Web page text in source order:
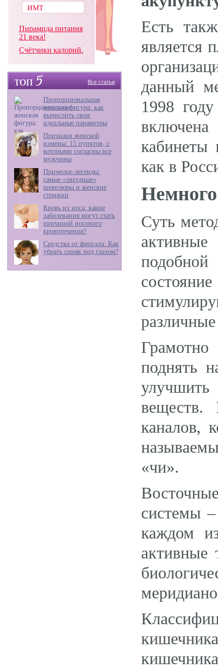
Пирамида питания
21 века!
Счётчики калорий.
Все статьи
Пропорциональная
женская фигура: как
вычислить свои
идеальные параметры
Признаки женской
измены: 15 пунктов, с
которыми согласны все
мужчины
Прически-легенды:
самые «звездные»
шевелюры и женские
стрижки
Кровь из носа: какие
заболевания могут стать
причиной носового
кровотечения?
Средства от фингала: Как
убрать синяк под глазом?
Есть
является
данный
1998
включена
кабинеты
как в
Суть
поднять
веществ.
каналов,
«чи».
системы
каждом
активные